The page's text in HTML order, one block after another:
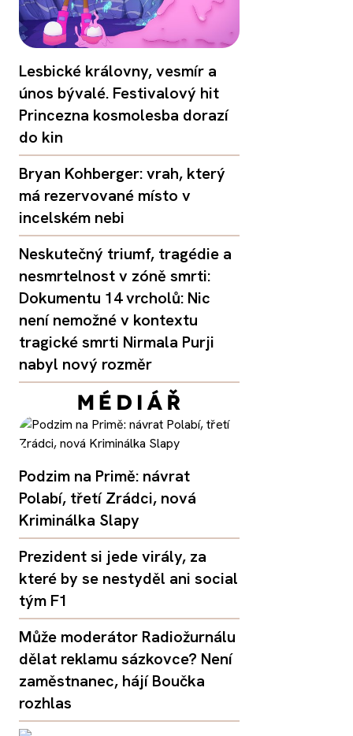
Lesbické královny, vesmír a
únos bývalé. Festivalový hit
Princezna kosmolesba dorazí
do kin
Bryan Kohberger: vrah, který
má rezervované místo v
incelském nebi
Neskutečný triumf, tragédie a
nesmrtelnost v zóně smrti:
Dokumentu 14 vrcholů: Nic
není nemožné v kontextu
tragické smrti Nirmala Purji
nabyl nový rozměr
Podzim na Primě: návrat
Polabí, třetí Zrádci, nová
Kriminálka Slapy
Prezident si jede virály, za
které by se nestyděl ani social
tým F1
Může moderátor Radiožurnálu
dělat reklamu sázkovce? Není
zaměstnanec, hájí Boučka
rozhlas